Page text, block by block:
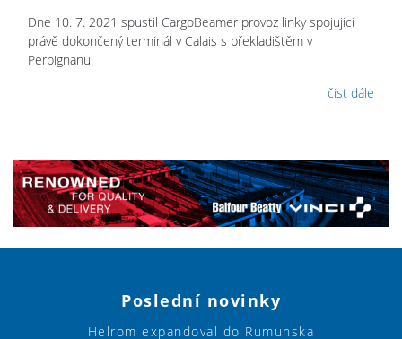
Dne 10. 7. 2021 spustil CargoBeamer provoz linky spojující
právě dokončený terminál v Calais s překladištěm v
Perpignanu.
číst dále
Poslední novinky
Helrom expandoval do Rumunska